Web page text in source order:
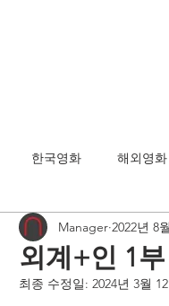
한국영화 해외영화
외계+인 1
Manager 2022년 8
최종 수정일: 2024년 3월